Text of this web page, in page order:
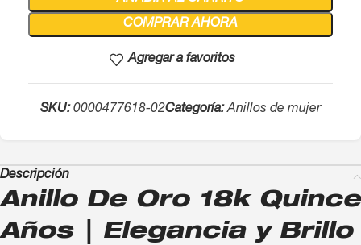
COMPRAR AHORA
Agregar a favoritos
SKU:0000477618-02Categoría: Anillos de mujer
Descripción
Anillo De Oro 18k Quince
Años | Elegancia y Brillo